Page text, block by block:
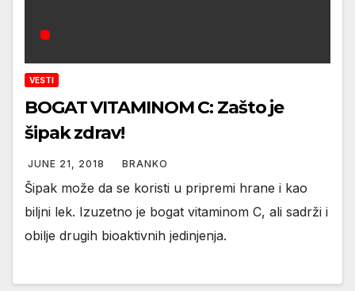
VESTI
BOGAT VITAMINOM C: Zašto je
šipak zdrav!
JUNE 21, 2018 BRANKO
Šipak može da se koristi u pripremi hrane i kao
biljni lek. Izuzetno je bogat vitaminom C, ali sadrži i
obilje drugih bioaktivnih jedinjenja.